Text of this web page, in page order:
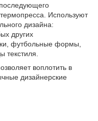
Используют
дизайна:
других
футбольные формы,
текстиля.
воплотить в
дизайнерские